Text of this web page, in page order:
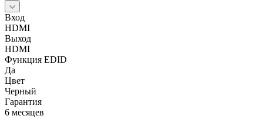
Вход
HDMI
Выход
HDMI
Функция EDID
Да
Цвет
Черный
Гарантия
6 месяцев